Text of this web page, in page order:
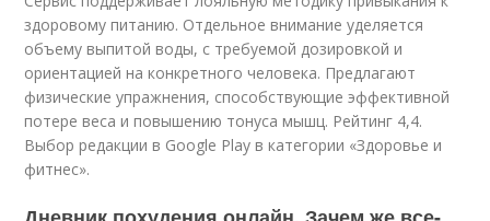
здоровому питанию. Отдельное внимание уделяется
объему выпитой воды, с требуемой дозировкой и
ориентацией на конкретного человека. Предлагают
физические упражнения, способствующие эффективной
потере веса и повышению тонуса мышц. Рейтинг 4,4.
Выбор редакции в Google Play в категории «Здоровье и
фитнес».